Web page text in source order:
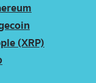
(XRP)